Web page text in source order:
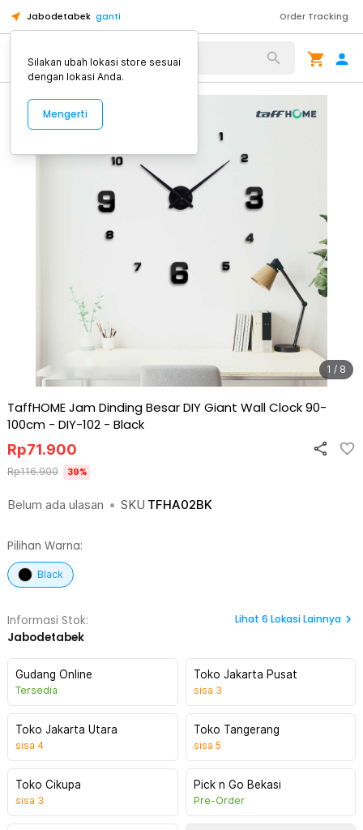
Jabodetabek ganti Order Tracking
Alat Kopi
1 / 8
TaffHOME Jam Dinding Besar DIY Giant Wall Clock 90-
100cm - DIY-102 - Black
Belum ada ulasan • SKU TFHA02BK
Rp71.900
Rp116.900 39%
Pilihan Warna:
Black
Informasi Stok:
Jabodetabek
Lihat 6 Lokasi Lainnya
Gudang Online
Tersedia
Toko Jakarta Pusat
sisa 3
Toko Jakarta Utara
sisa 4
Toko Tangerang
sisa 5
Toko Cikupa
sisa 3
Pick n Go Bekasi
Pre-Order
Silakan ubah lokasi store sesuai
dengan lokasi Anda.
Mengerti